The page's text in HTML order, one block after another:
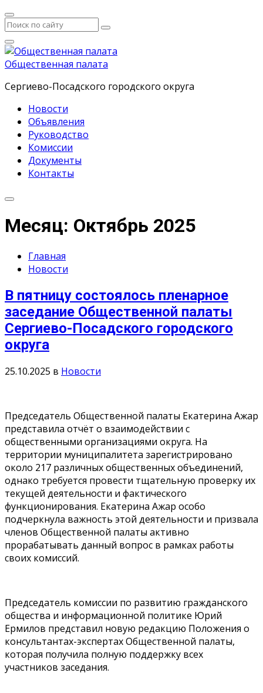
Общественная палата
Сергиево-Посадского городского округа
Новости
Объявления
Руководство
Комиссии
Документы
Контакты
Месяц: Октябрь 2025
Главная
Новости
В пятницу состоялось пленарное
заседание Общественной палаты
Сергиево-Посадского городского
округа
25.10.2025 в Новости
Председатель Общественной палаты Екатерина Ажар
представила отчёт о взаимодействии с
общественными организациями округа. На
территории муниципалитета зарегистрировано
около 217 различных общественных объединений,
однако требуется провести тщательную проверку их
текущей деятельности и фактического
функционирования. Екатерина Ажар особо
подчеркнула важность этой деятельности и призвала
членов Общественной палаты активно
прорабатывать данный вопрос в рамках работы
своих комиссий.
Председатель комиссии по развитию гражданского
общества и информационной политике Юрий
Ермилов представил новую редакцию Положения о
консультантах-экспертах Общественной палаты,
которая получила полную поддержку всех
участников заседания.